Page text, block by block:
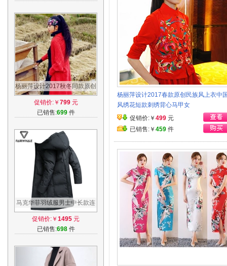
杨丽萍设计2017秋冬同款原创
民族风中长款宽松大码毛衣针
织外套女
促销价:￥ 799元
已销售:699件
马克华菲羽绒服男士中长款连
帽2017冬季韩版潮流加厚修身
外套7008
促销价:￥ 1495 元
已销售:698件
杨丽萍设计2017春款原创民族风上衣中
风绣花短款刺绣背心马甲女
促销价:￥ 499 元
已销售:￥ 459 件